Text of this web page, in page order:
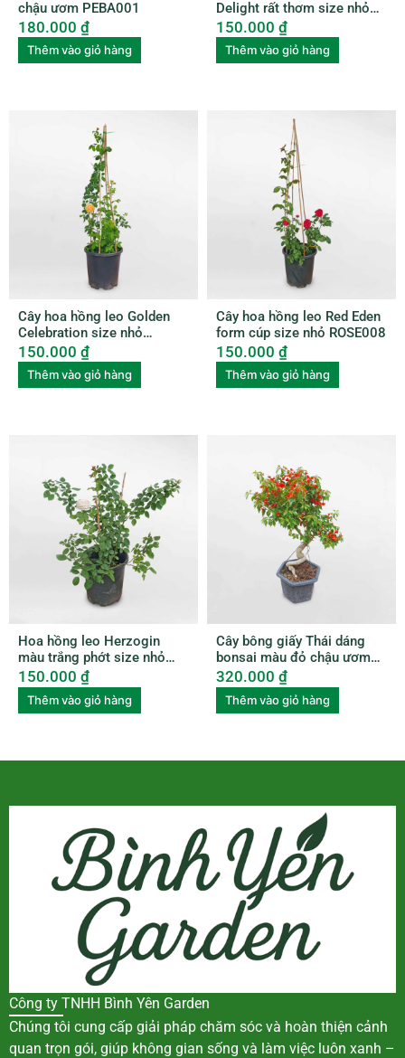
chậu ươm PEBA001
180.000 ₫
Thêm vào giỏ hàng
Delight rất thơm size nhỏ
ROSE007
150.000 ₫
Thêm vào giỏ hàng
Cây hoa hồng leo Golden
Celebration size nhỏ
ROSE006
150.000 ₫
Thêm vào giỏ hàng
Cây hoa hồng leo Red Eden
form cúp size nhỏ ROSE008
150.000 ₫
Thêm vào giỏ hàng
Hoa hồng leo Herzogin
màu trắng phớt size nhỏ
ROSE011
150.000 ₫
Thêm vào giỏ hàng
Cây bông giấy Thái dáng
bonsai màu đỏ chậu ươm
BGTL003
320.000 ₫
Thêm vào giỏ hàng
Công ty TNHH Bình Yên Garden
Chúng tôi cung cấp giải pháp chăm sóc và hoàn thiện cảnh
quan trọn gói, giúp không gian sống và làm việc luôn xanh –